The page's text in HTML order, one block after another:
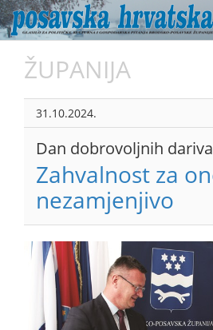
ŽUPANIJA
31.10.2024.
Dan dobrovoljnih
Zahvalnost za
nezamjenjivo